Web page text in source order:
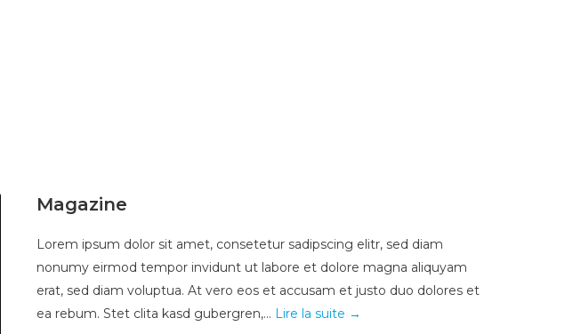
Magazine
Lorem ipsum dolor sit amet, consetetur sadipscing elitr, sed diam
nonumy eirmod tempor invidunt ut labore et dolore magna aliquyam
erat, sed diam voluptua. At vero eos et accusam et justo duo dolores et
ea rebum. Stet clita kasd gubergren,... Lire la suite →